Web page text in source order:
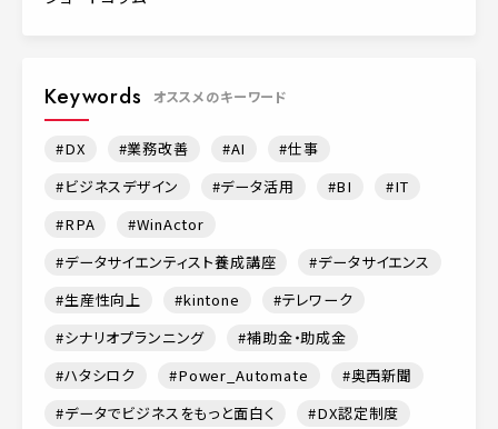
Keywords オススメのキーワード
DX 業務改善 AI
仕事
ビジネスデザイン
データ活用 BI
IT
RPA
WinActor
データサイエンティスト養成講座
データサイエンス
生産性向上
kintone
テレワーク
シナリオプランニング
補助金・助成金
ハタシロク
Power_Automate
奥西新聞
データでビジネスをもっと面白く
DX認定制度